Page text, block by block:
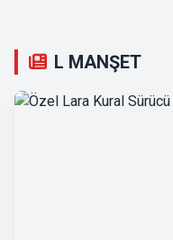
L MANŞET